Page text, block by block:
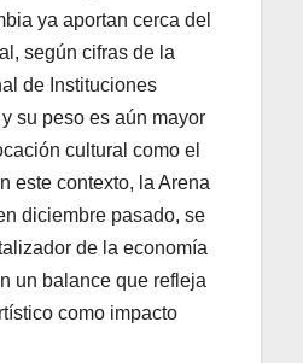
ya aportan cerca del
según cifras de la
de Instituciones
su peso es aún mayor
cultural como el
este contexto, la Arena
diciembre pasado, se
de la economía
un balance que refleja
como impacto